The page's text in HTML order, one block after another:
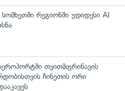
რეგიონში უდიდესი AI
თვითმფრინავის
ჩინეთის ორი